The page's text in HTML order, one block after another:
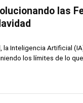
las
la Inteligencia Artificial
los límites de lo que